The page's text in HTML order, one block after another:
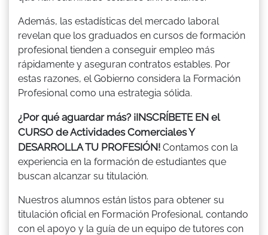
Además, las estadísticas del mercado laboral
revelan que los graduados en cursos de formación
profesional tienden a conseguir empleo más
rápidamente y aseguran contratos estables. Por
estas razones, el Gobierno considera la Formación
Profesional como una estrategia sólida.
¿Por qué aguardar más? ¡INSCRÍBETE EN el
CURSO de Actividades Comerciales Y
DESARROLLA TU PROFESIÓN! Contamos con la
experiencia en la formación de estudiantes que
buscan alcanzar su titulación.
Nuestros alumnos están listos para obtener su
titulación oficial en Formación Profesional, contando
con el apoyo y la guía de un equipo de tutores con